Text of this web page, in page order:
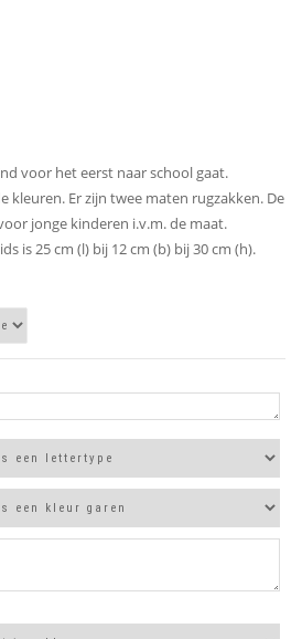
voor het eerst naar school gaat.
kleuren. Er zijn twee maten rugzakken. De
jonge kinderen i.v.m. de maat.
is 25 cm (l) bij 12 cm (b) bij 30 cm (h).